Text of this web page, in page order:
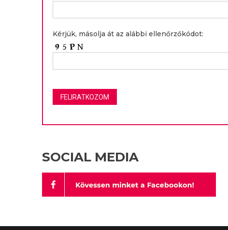
Kérjük, másolja át az alábbi ellenőrzőkódot:
SOCIAL MEDIA